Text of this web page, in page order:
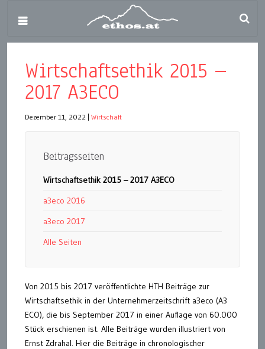
Wirtschaftsethik 2015 –
2017 A3ECO
Dezember 11, 2022 Wirtschaft
Beitragsseiten
Wirtschaftsethik 2015 – 2017 A3ECO
a3eco 2016
a3eco 2017
Alle Seiten
Von 2015 bis 2017 veröffentlichte HTH Beiträge zur
Wirtschaftsethik in der Unternehmerzeitschrift a3eco (A3
ECO), die bis September 2017 in einer Auflage von 60.000
Stück erschienen ist. Alle Beiträge wurden illustriert von
Ernst Zdrahal. Hier die Beiträge in chronologischer